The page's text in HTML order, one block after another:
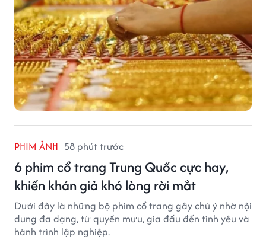
PHIM ẢNH 58 phút trước
6 phim cổ trang Trung Quốc cực hay,
khiến khán giả khó lòng rời mắt
Dưới đây là những bộ phim cổ trang gây chú ý nhờ nội
dung đa dạng, từ quyền mưu, gia đấu đến tình yêu và
hành trình lập nghiệp.